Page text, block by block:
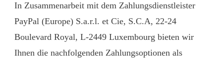
In Zusammenarbeit mit dem Zahlungsdienstleister
PayPal (Europe) S.a.r.l. et Cie, S.C.A, 22-24
Boulevard Royal, L-2449 Luxembourg bieten wir
Ihnen die nachfolgenden Zahlungsoptionen als